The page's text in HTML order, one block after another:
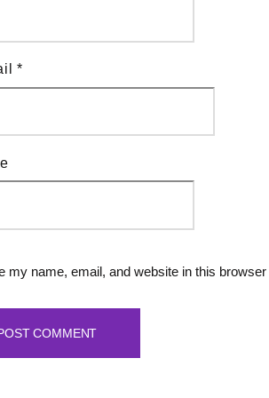
*
my name, email, and website in this